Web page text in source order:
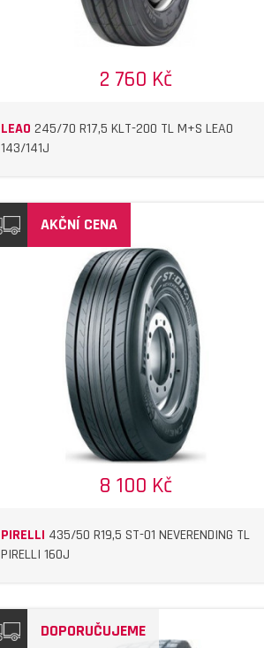
2 760 Kč
LEAO 245/70 R17,5 KLT-200 TL M+S LEAO
143/141J
AKČNÍ CENA
8 100 Kč
PIRELLI 435/50 R19,5 ST-01 NEVERENDING TL
PIRELLI 160J
DETAIL
DOPORUČUJEME